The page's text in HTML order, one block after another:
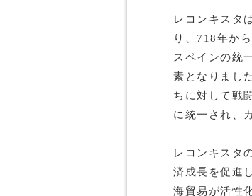
レコンキスタ
り、718年か
スペインの統
素となりまし
ちに対して戦
に統一され、
レコンキスタ
済成長を促進
海貿易が活性